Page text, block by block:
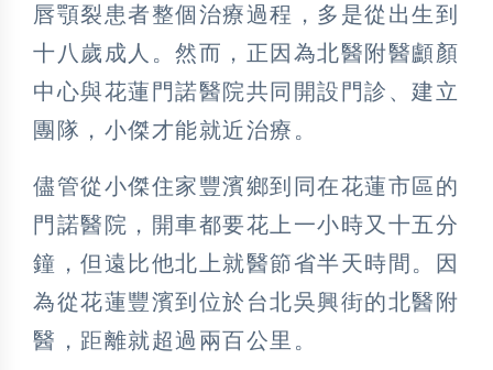
唇顎裂患者整個治療過程，多是從出生到
十八歲成人。然而，正因為北醫附醫顱顏
中心與花蓮門諾醫院共同開設門診、建立
團隊，小傑才能就近治療。
儘管從小傑住家豐濱鄉到同在花蓮市區的
門諾醫院，開車都要花上一小時又十五分
鐘，但遠比他北上就醫節省半天時間。因
為從花蓮豐濱到位於台北吳興街的北醫附
醫，距離就超過兩百公里。